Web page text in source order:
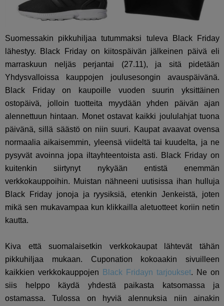
Suomessakin pikkuhiljaa tutummaksi tuleva Black Friday
lähestyy. Black Friday on kiitospäivän jälkeinen päivä eli
marraskuun neljäs perjantai (27.11), ja sitä pidetään
Yhdysvalloissa kauppojen joulusesongin avauspäivänä.
Black Friday on kaupoille vuoden suurin yksittäinen
ostopäivä, jolloin tuotteita myydään yhden päivän ajan
alennettuun hintaan. Monet ostavat kaikki joululahjat tuona
päivänä, sillä säästö on niin suuri. Kaupat avaavat ovensa
normaalia aikaisemmin, yleensä viideltä tai kuudelta, ja ne
pysyvät avoinna jopa iltayhteentoista asti. Black Friday on
kuitenkin siirtynyt nykyään entistä enemmän
verkkokauppoihin. Muistan nähneeni uutisissa ihan hulluja
Black Friday jonoja ja ryysiksiä, etenkin Jenkeistä, joten
mikä sen mukavampaa kun klikkailla aletuotteet koriin netin
kautta.
Kiva että suomalaisetkin verkkokaupat lähtevät tähän
pikkuhiljaa mukaan. Cuponation kokoaakin sivuilleen
kaikkien verkkokauppojen
Black Fridayn tarjoukset. Ne on
siis helppo käydä yhdestä paikasta katsomassa ja
ostamassa. Tulossa on hyviä alennuksia niin ainakin